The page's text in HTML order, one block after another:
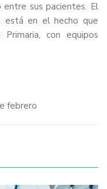
sus pacientes. El
está en el hecho que
con equipos
febrero